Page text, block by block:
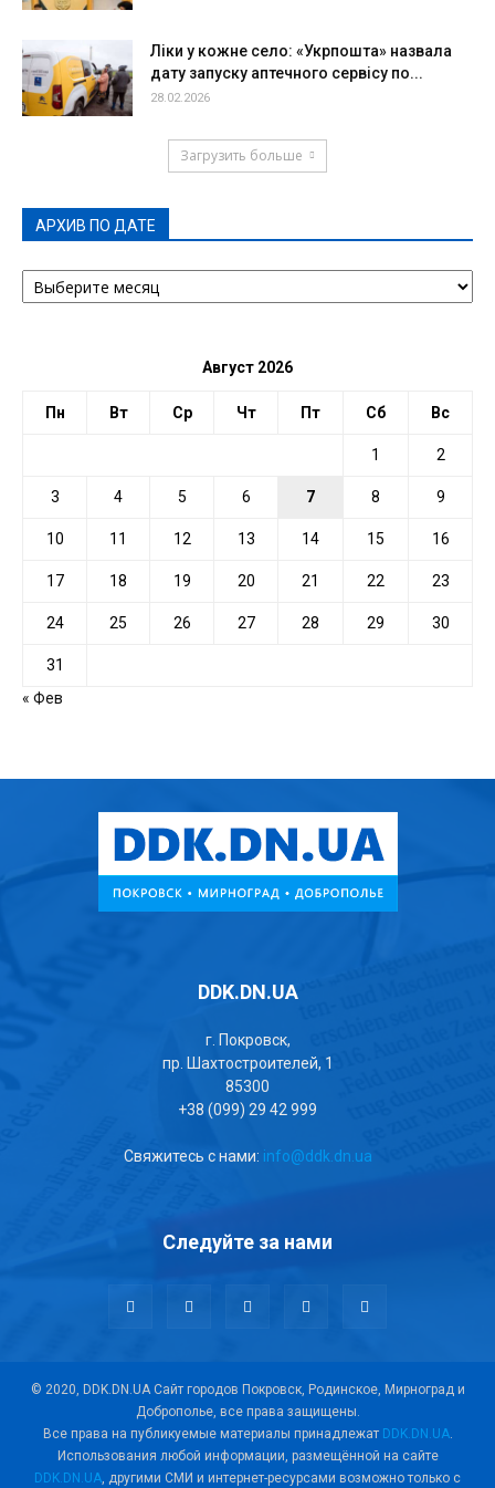
Ліки у кожне село: «Укрпошта» назвала
дату запуску аптечного сервісу по...
28.02.2026
Загрузить больше
АРХИВ ПО ДАТЕ
АРХИВ
ПО
Август 2026
Пн Вт Ср Чт Пт Сб Вс
1 2
3 4 5 6 7 8 9
10 11 12 13 14 15 16
17 18 19 20 21 22 23
24 25 26 27 28 29 30
31
« Фев
DDK.DN.UA
г. Покровск,
пр. Шахтостроителей, 1
85300
+38 (099) 29 42 999
Свяжитесь с нами: info@ddk.dn.ua
Следуйте за нами
© 2020, DDK.DN.UA Сайт городов Покровск, Родинское, Мирноград и
Доброполье, все права защищены.
Все права на публикуемые материалы принадлежат DDK.DN.UA.
Использования любой информации, размещённой на сайте
DDK.DN.UA, другими СМИ и интернет-ресурсами возможно только с